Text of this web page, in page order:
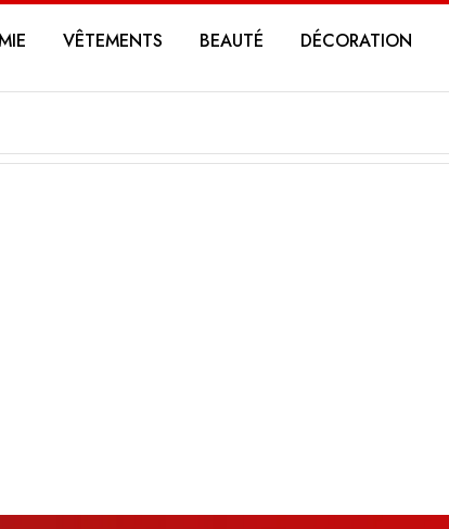
VÊTEMENTS BEAUTÉ DÉCORATION